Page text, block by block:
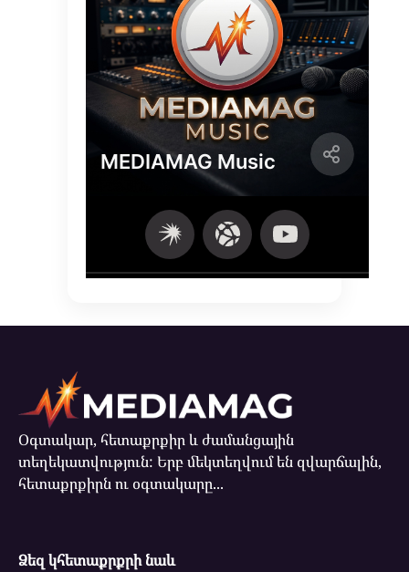
Օգտակար, հետաքրքիր և ժամանցային
տեղեկատվություն: Երբ մեկտեղվում են զվարճալին,
հետաքրքիրն ու օգտակարը...
Ձեզ կհետաքրքրի նաև